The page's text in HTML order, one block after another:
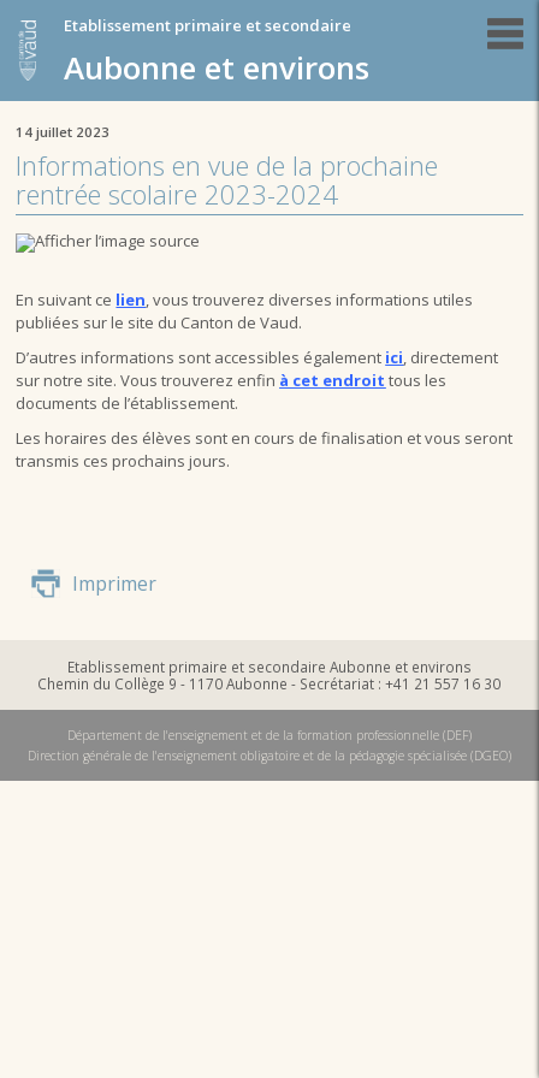
Etablissement primaire et secondaire
Aubonne et environs
14 juillet 2023
Informations en vue de la prochaine
rentrée scolaire 2023-2024
En suivant ce lien, vous trouverez diverses informations utiles
publiées sur le site du Canton de Vaud.
D’autres informations sont accessibles également ici, directement
sur notre site. Vous trouverez enfin à cet endroit tous les
documents de l’établissement.
Les horaires des élèves sont en cours de finalisation et vous seront
transmis ces prochains jours.
Imprimer
Etablissement primaire et secondaire Aubonne et environs
Chemin du Collège 9 - 1170 Aubonne - Secrétariat : +41 21 557 16 30
Département de l'enseignement et de la formation professionnelle (DEF)
Direction générale de l'enseignement obligatoire et de la pédagogie spécialisée (DGEO)